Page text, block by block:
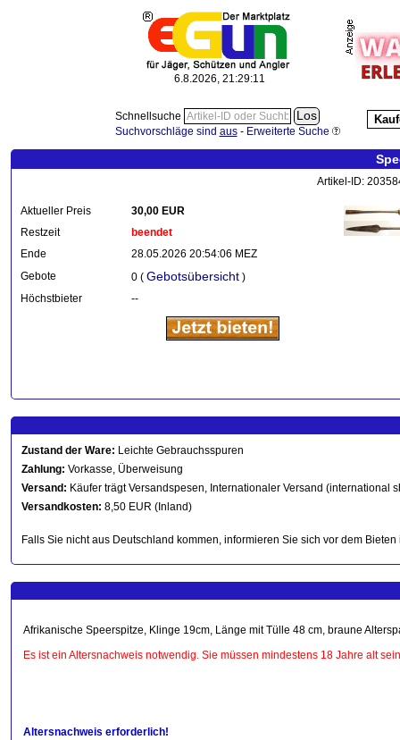
6.8.2026, 21:29:12
Schnellsuche
Suchvorschläge sind aus- Erweiterte Suche
Artikel-ID:
Aktueller Preis
30,00 EUR
Restzeit
beendet
Ende
28.05.2026 20:54:06 MEZ
Gebote
0 ( Gebotsübersicht )
Höchstbieter
--
Zustand der Ware: Leichte Gebrauchsspuren
Zahlung: Vorkasse, Überweisung
Versand: Käufer trägt Versandspesen, Internationaler Versand (international
Versandkosten: 8,50 EUR (Inland)
Falls Sie nicht aus Deutschland kommen, informieren Sie sich vor dem
Afrikanische Speerspitze, Klinge 19cm, Länge mit Tülle 48 cm, braune
Es ist ein Altersnachweis notwendig. Sie müssen mindestens 18 Jahre alt
Altersnachweis erforderlich!